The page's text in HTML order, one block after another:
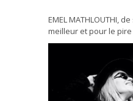
EMEL MATHLOUTHI,
meilleur et pour le pire